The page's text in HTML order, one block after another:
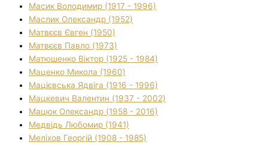
Масик Володимир (1917 - 1996)
Маслик Олександр (1952)
Матвєєв Євген (1950)
Матвєєв Павло (1973)
Матюшенко Віктор (1925 - 1984)
Маценко Микола (1960)
Мацієвська Ядвіга (1916 - 1996)
Мацкевич Валентин (1937 - 2002)
Мацюк Олександр (1958 - 2016)
Медвідь Любомир (1941)
Меліхов Георгій (1908 - 1985)